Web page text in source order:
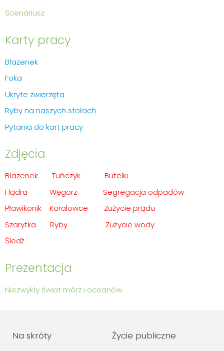
Scenariusz
Karty pracy
Błazenek
Foka
Ukryte zwierzęta
Ryby na naszych stołach
Pytania do kart pracy
Zdjęcia
Błazenek Tuńczyk
Butelki
Flądra
Węgorz
Segregacja odpadów
Pławikonik
Koralowce
Zużycie prądu
Szarytka
Ryby
Zużycie wody
Śledź
Prezentacja
Niezwykły świat mórz i oceanów.
Na skróty Życie publiczne